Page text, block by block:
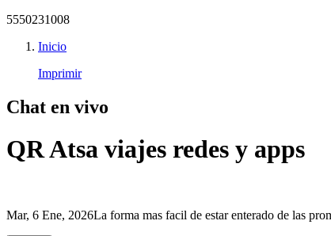
5550231008
Inicio
Imprimir
Chat en vivo
QR Atsa viajes redes y apps
Mar, 6 Ene, 2026La forma mas facil de estar enterado de las